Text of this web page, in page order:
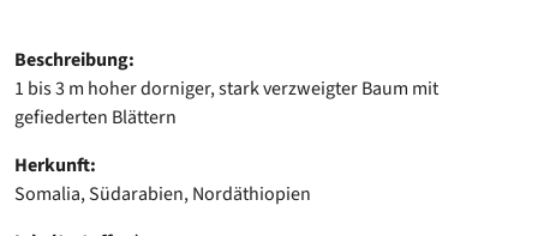
Beschreibung:
1 bis 3 m hoher dorniger, stark verzweigter Baum mit
gefiederten Blättern
Herkunft:
Somalia, Südarabien, Nordäthiopien